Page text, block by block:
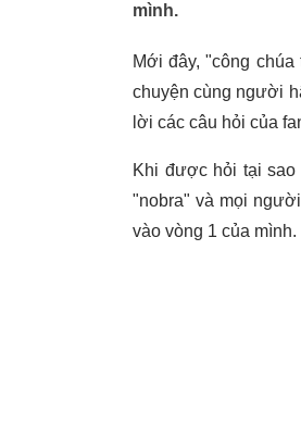
mình.
Mới đây, "công chúa
chuyện cùng người
lời các câu hỏi của
Khi được hỏi tại
"nobra" và mọi
vào vòng 1 của mình.